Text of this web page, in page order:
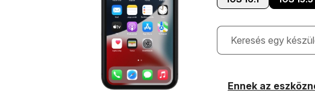
Gépelés közben
Ennek az